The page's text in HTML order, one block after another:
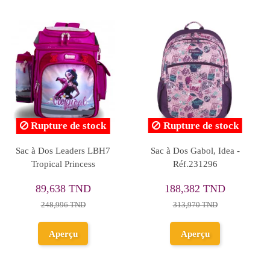
3
Sac à Dos Antares Pink,
Sac à Dos
Compartiments